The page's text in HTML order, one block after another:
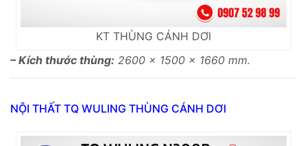
KT THÙNG CÁNH DƠI
– Kích thước thùng: 2600 x 1500 x 1660 mm.
NỘI THẤT TQ WULING THÙNG CÁNH DƠI